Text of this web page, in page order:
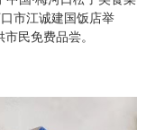
市江诚建国饭店举
民免费品尝。